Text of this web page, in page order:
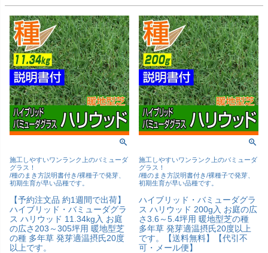
施工しやすいワンランク上のバミューダ
グラス！
/種のまき方説明書付き/裸種子で発芽、
初期生育が早い品種です。
【予約注文品 約1週間で出荷】
ハイブリッド・バミューダグラ
ス ハリウッド 11.34kg入 お庭
の広さ203～305坪用 暖地型芝
の種 多年草 発芽適温摂氏20度
以上です。
施工しやすいワンランク上のバミューダ
グラス！
/種のまき方説明書付き/裸種子で発芽、
初期生育が早い品種です。
ハイブリッド・バミューダグラ
ス ハリウッド 200g入 お庭の広
さ3.6～5.4坪用 暖地型芝の種
多年草 発芽適温摂氏20度以上
です。【送料無料】【代引不
可・メール便】